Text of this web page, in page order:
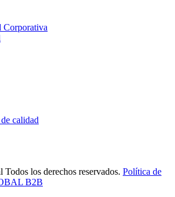
Corporativa
calidad
los derechos reservados. Política de
B2B